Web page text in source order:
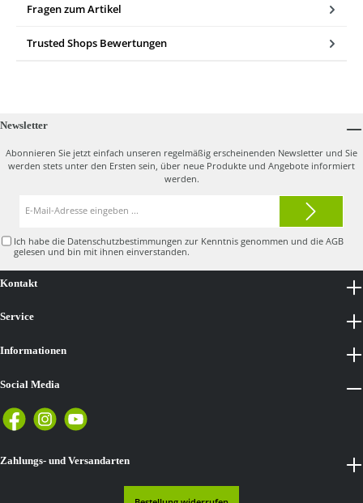
Fragen zum Artikel
Trusted Shops Bewertungen
Newsletter
Abonnieren Sie jetzt einfach unseren regelmäßig erscheinenden Newsletter und Sie
werden stets unter den Ersten sein, über neue Produkte und Angebote informiert
werden.
Ich habe die Datenschutzbestimmungen zur Kenntnis genommen und dieAGB
gelesen und bin mit ihnen einverstanden.
Kontakt
Service
Informationen
Zahlungs- und Versandarten
Social Media